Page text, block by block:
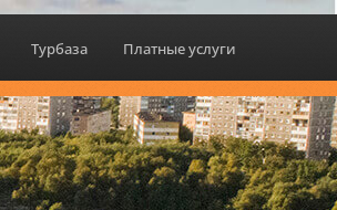
Турбаза Платные услуги